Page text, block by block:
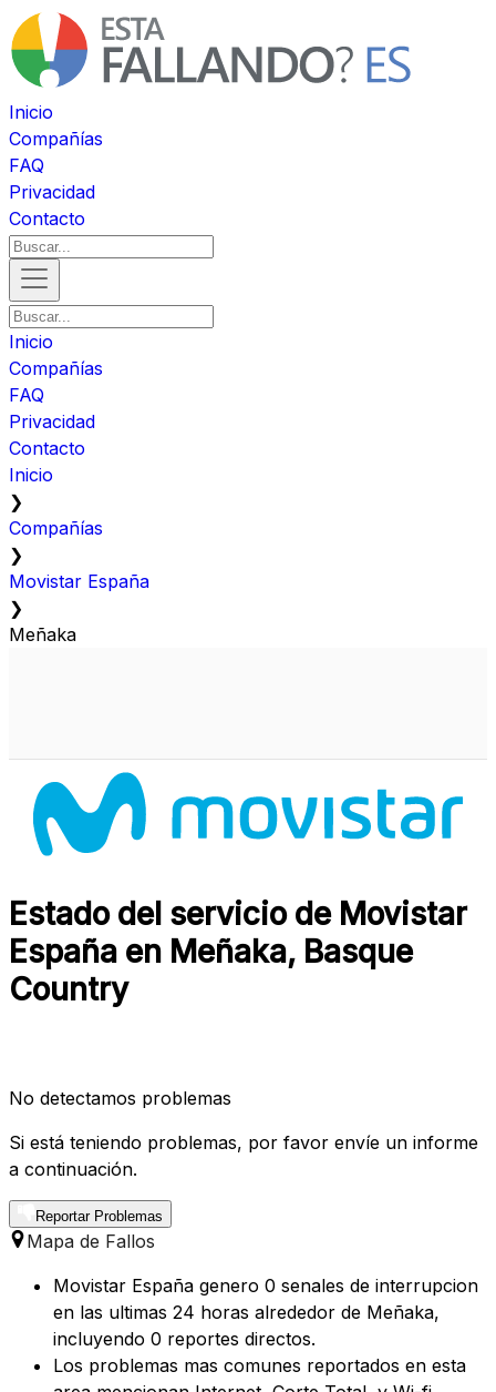
Inicio
Compañías
FAQ
Privacidad
Contacto
Inicio
Compañías
FAQ
Privacidad
Contacto
Inicio
❯
Compañías
❯
Movistar España
❯
Meñaka
Estado del servicio de Movistar
España en Meñaka, Basque
Country
No detectamos problemas
Si está teniendo problemas, por favor envíe un informe
a continuación.
Reportar Problemas
Mapa de Fallos
Movistar España genero 0 senales de interrupcion
en las ultimas 24 horas alrededor de Meñaka,
incluyendo 0 reportes directos.
Los problemas mas comunes reportados en esta